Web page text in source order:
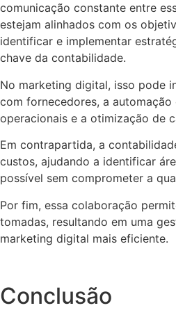
comunicação constante entre
estejam alinhados com os
identificar e implementar
chave da contabilidade.
No marketing digital, isso pode
com fornecedores, a
operacionais e a otimização de
Em contrapartida, a
custos, ajudando a identificar
possível sem comprometer a
Por fim, essa colaboração
tomadas, resultando em uma
marketing digital mais eficiente.
Conclusão